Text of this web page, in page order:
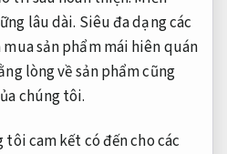
lâu dài. Siêu đa dạng các
sản phẩm mái hiên quán
lòng về sản phẩm cũng
chúng tôi.
tôi cam kết có đến cho các